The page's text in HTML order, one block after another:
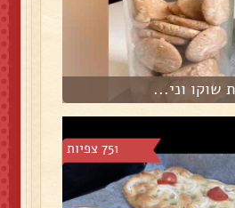
שוקו וני...
751 צפיות